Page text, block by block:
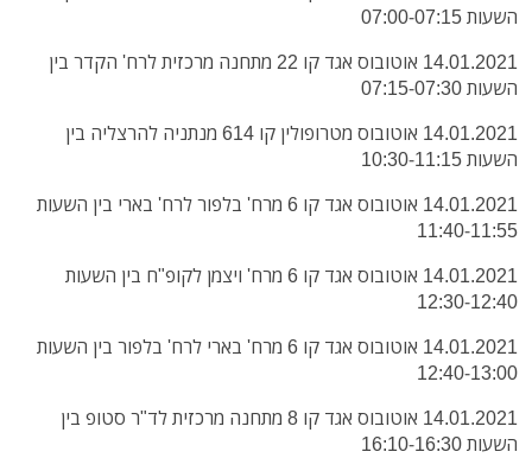
השעות 07:00-07:15
14.01.2021 אוטובוס אגד קו 22 מתחנה מרכזית לרח' הקדר בין
השעות 07:15-07:30
14.01.2021 אוטובוס מטרופולין קו 614 מנתניה להרצליה בין
השעות 10:30-11:15
14.01.2021 אוטובוס אגד קו 6 מרח' בלפור לרח' בארי בין השעות
11:40-11:55
14.01.2021 אוטובוס אגד קו 6 מרח' ויצמן לקופ"ח בין השעות
12:30-12:40
14.01.2021 אוטובוס אגד קו 6 מרח' בארי לרח' בלפור בין השעות
12:40-13:00
14.01.2021 אוטובוס אגד קו 8 מתחנה מרכזית לד"ר סטופ בין
השעות 16:10-16:30